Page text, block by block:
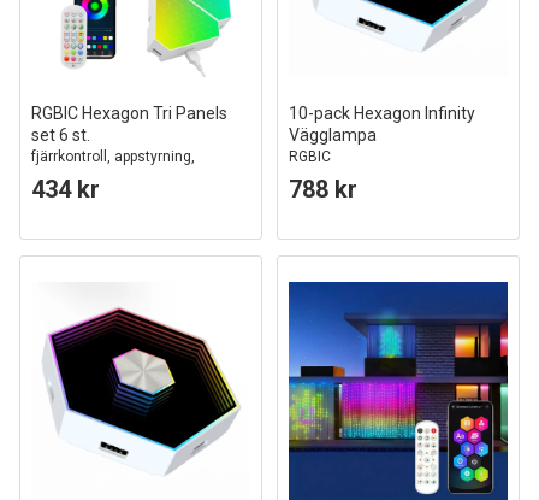
RGBIC Hexagon Tri Panels
set 6 st.
fjärrkontroll, appstyrning,
väggljus
434 kr
10-pack Hexagon Infinity
Vägglampa
RGBIC
788 kr